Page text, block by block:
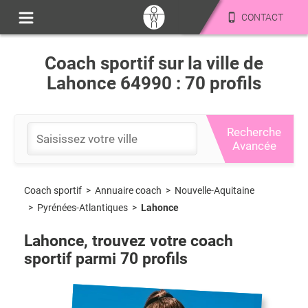
CONTACT
Coach sportif sur la ville de
Lahonce 64990 : 70 profils
Recherche
Avancée
Coach sportif > Annuaire coach > Nouvelle-Aquitaine
> Pyrénées-Atlantiques > Lahonce
Lahonce, trouvez votre coach
sportif parmi 70 profils